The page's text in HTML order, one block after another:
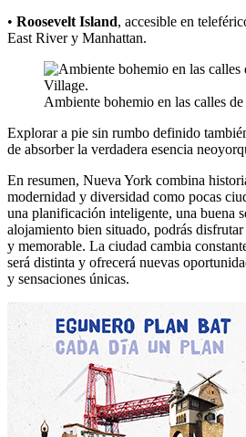
• Roosevelt Island, accesible en
East River y Manhattan.
Ambiente bohemio en las calles
Explorar a pie sin rumbo definido
de absorber la verdadera esencia
En resumen, Nueva York combina
modernidad y diversidad como pocas
una planificación inteligente, una buena
alojamiento bien situado, podrás
y memorable. La ciudad cambia
será distinta y ofrecerá nuevas
y sensaciones únicas.